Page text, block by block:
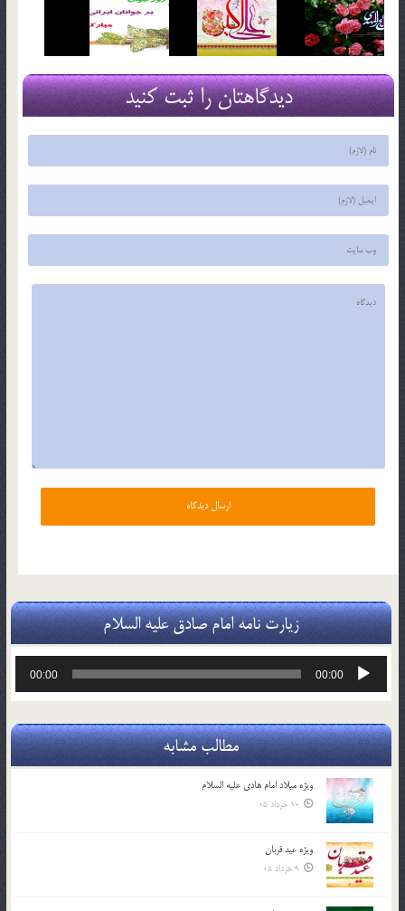
دیدگاهتان را ثبت کنید
زیارت نامه امام صادق علیه السلام
پخش‌کننده
00:00
00:00
مطالب مشابه
ویژه میلاد امام هادی علیه السلام
10 خرداد 05
ویژه عید قربان
9 خرداد 05